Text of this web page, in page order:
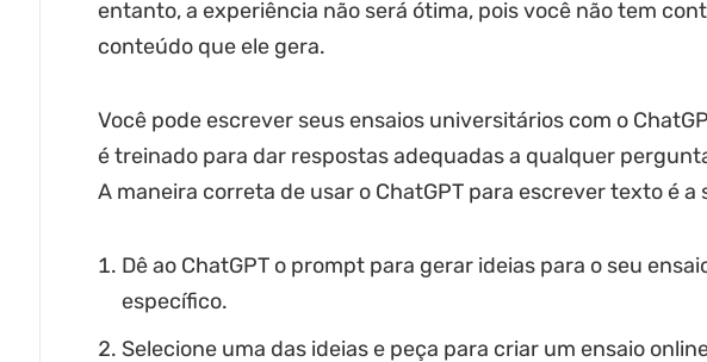
entanto, a experiência não será ótima, pois você não tem
conteúdo que ele gera.
Você pode escrever seus ensaios universitários com o
é treinado para dar respostas adequadas a qualquer
A maneira correta de usar o ChatGPT para escrever texto é a
Dê ao ChatGPT o prompt para gerar ideias para o seu
específico.
Selecione uma das ideias e peça para criar um ensaio